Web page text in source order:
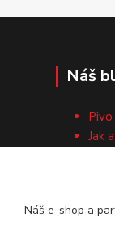
Náš
Pivo
Jak
Náš e-shop a